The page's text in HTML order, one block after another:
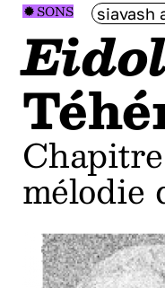
SONS siavash
Chapitre V : Téhéran (2/3) − La
mélodie